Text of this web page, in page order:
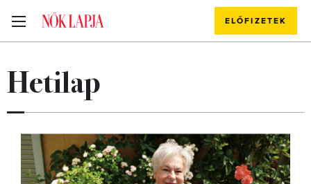
ELŐFIZETEK
Hetilap